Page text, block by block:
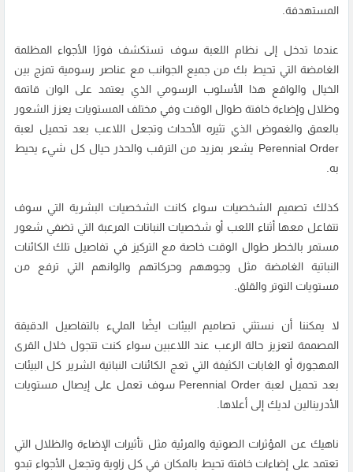
المستهدفة.
عندما تدخل إلى نظام اللعبة سوف تستكشف فورًا الأجواء المظلمة
الغامضة التي تحيط بك من جميع الجوانب مع عناصر رسومية تمزج بين
الخيال والواقع هذا الأسلوب الرسومي الذي يعتمد على الوان قاتمة
وظلال وإضاءة خافتة طوال الوقت وفي مختلف المستويات يعزز الشعور
بالعمق والغموض الذي تثيره الأحداث وتجعل اللاعب بعد تحميل لعبة
Perennial Order يشعر بمزيد من الترقب والحذر حيال كل شيء يحيط
به.
كذلك تصميم الشخصيات سواء كانت الشخصيات البشرية التي سوف
تتفاعل معها أثناء اللعب أو شخصيات النباتات المرعبة التي تضفي شعور
مستمر بالخطر طوال الوقت خاصة مع التركيز في تفاصيل تلك الكائنات
النباتية الغامضة مثل وجوههم وحركاتهم والوانهم التي ترفع من
مستويات التوتر والقلق.
لا يمكننا أن نستثني تصاميم البيئات ايضًا المليء بالتفاصيل الدقيقة
المصممة لتعزيز حالة الرعب عند اللاعبين سواء كنت تتجول خلال القرى
المهجورة أو الغابات الكثيفة التي تعج الكائنات النباتية الشرير كل البيئات
بعد تحميل لعبة Perennial Order سوف تعمل على إيصال مستويات
الأدرينالين لديك إلى أعلاها.
ناهيك عن المؤثرات الصوتية والمرئية مثل تأثيرات الإضاءة والظلال التي
تعتمد على إضاءات خافتة تحيط بالمكان في كل زاوية وتجعل الأجواء تبدو